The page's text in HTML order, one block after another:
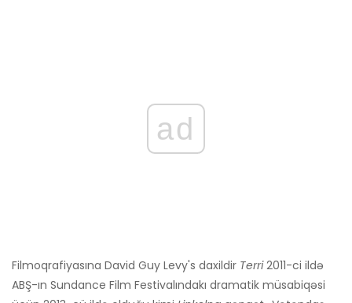
ad
Filmoqrafiyasına David Guy Levy's daxildir Terri2011-ci ildə
ABŞ-ın Sundance Film Festivalındakı dramatik müsabiqəsi